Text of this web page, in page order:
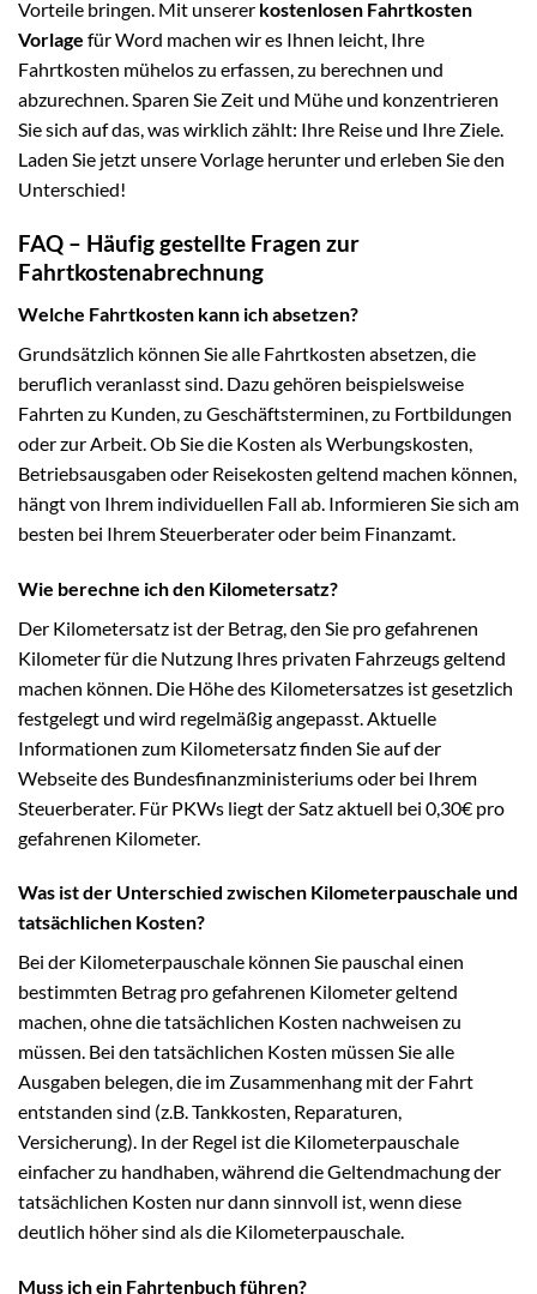
Vorteile bringen. Mit unserer kostenlosen Fahrtkosten
Vorlage für Word machen wir es Ihnen leicht, Ihre
Fahrtkosten mühelos zu erfassen, zu berechnen und
abzurechnen. Sparen Sie Zeit und Mühe und konzentrieren
Sie sich auf das, was wirklich zählt: Ihre Reise und Ihre Ziele.
Laden Sie jetzt unsere Vorlage herunter und erleben Sie den
Unterschied!
FAQ – Häufig gestellte Fragen zur
Fahrtkostenabrechnung
Welche Fahrtkosten kann ich absetzen?
Grundsätzlich können Sie alle Fahrtkosten absetzen, die
beruflich veranlasst sind. Dazu gehören beispielsweise
Fahrten zu Kunden, zu Geschäftsterminen, zu Fortbildungen
oder zur Arbeit. Ob Sie die Kosten als Werbungskosten,
Betriebsausgaben oder Reisekosten geltend machen können,
hängt von Ihrem individuellen Fall ab. Informieren Sie sich am
besten bei Ihrem Steuerberater oder beim Finanzamt.
Wie berechne ich den Kilometersatz?
Der Kilometersatz ist der Betrag, den Sie pro gefahrenen
Kilometer für die Nutzung Ihres privaten Fahrzeugs geltend
machen können. Die Höhe des Kilometersatzes ist gesetzlich
festgelegt und wird regelmäßig angepasst. Aktuelle
Informationen zum Kilometersatz finden Sie auf der
Webseite des Bundesfinanzministeriums oder bei Ihrem
Steuerberater. Für PKWs liegt der Satz aktuell bei 0,30€ pro
gefahrenen Kilometer.
Was ist der Unterschied zwischen Kilometerpauschale und
tatsächlichen Kosten?
Bei der Kilometerpauschale können Sie pauschal einen
bestimmten Betrag pro gefahrenen Kilometer geltend
machen, ohne die tatsächlichen Kosten nachweisen zu
müssen. Bei den tatsächlichen Kosten müssen Sie alle
Ausgaben belegen, die im Zusammenhang mit der Fahrt
entstanden sind (z.B. Tankkosten, Reparaturen,
Versicherung). In der Regel ist die Kilometerpauschale
einfacher zu handhaben, während die Geltendmachung der
tatsächlichen Kosten nur dann sinnvoll ist, wenn diese
deutlich höher sind als die Kilometerpauschale.
Muss ich ein Fahrtenbuch führen?